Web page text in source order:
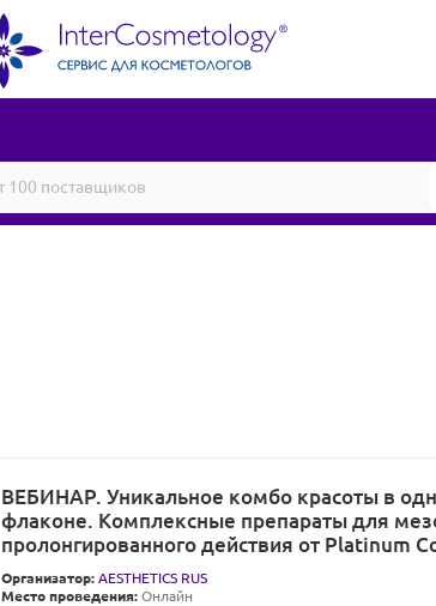
ВЕБИНАР. Уникальное комбо красоты в
флаконе. Комплексные препараты для
пролонгированного действия от Platinum
Организатор: AESTHETICS RUS
Место проведения: Онлайн